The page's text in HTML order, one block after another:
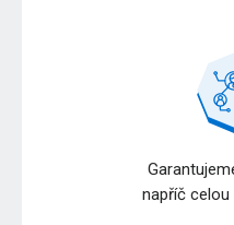
napříč